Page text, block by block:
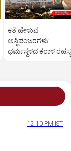
ಕತೆ ಹೇಳುವ
ಅಸ್ಥಿಪಂಜರಗಳು:
ಧರ್ಮಸ್ಥಳದ‌ ಕರಾಳ ರಹಸ್ಯ
12:10 PM IST